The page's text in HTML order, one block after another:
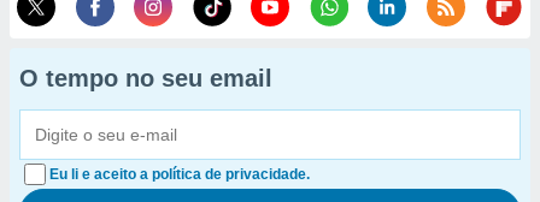
O tempo no seu email
Eu li e aceito a política de privacidade.